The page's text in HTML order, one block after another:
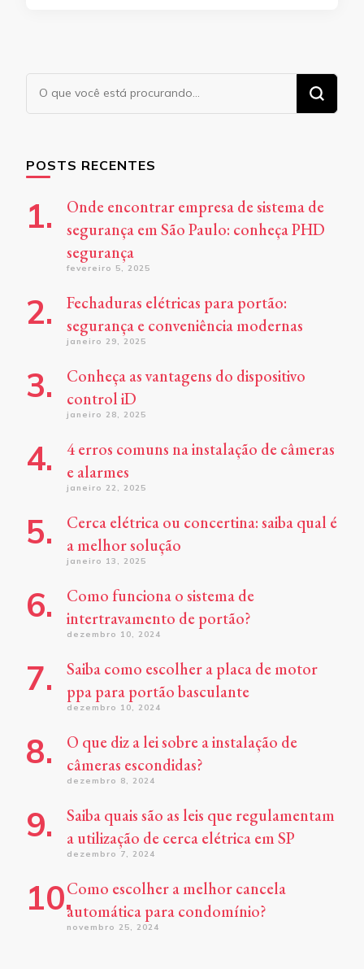
Procurando
algo?
POSTS RECENTES
Onde encontrar empresa de sistema de
segurança em São Paulo: conheça PHD
segurança
fevereiro 5, 2025
Fechaduras elétricas para portão:
segurança e conveniência modernas
janeiro 29, 2025
Conheça as vantagens do dispositivo
control iD
janeiro 28, 2025
4 erros comuns na instalação de câmeras
e alarmes
janeiro 22, 2025
Cerca elétrica ou concertina: saiba qual é
a melhor solução
janeiro 13, 2025
Como funciona o sistema de
intertravamento de portão?
dezembro 10, 2024
Saiba como escolher a placa de motor
ppa para portão basculante
dezembro 10, 2024
O que diz a lei sobre a instalação de
câmeras escondidas?
dezembro 8, 2024
Saiba quais são as leis que regulamentam
a utilização de cerca elétrica em SP
dezembro 7, 2024
Como escolher a melhor cancela
automática para condomínio?
novembro 25, 2024